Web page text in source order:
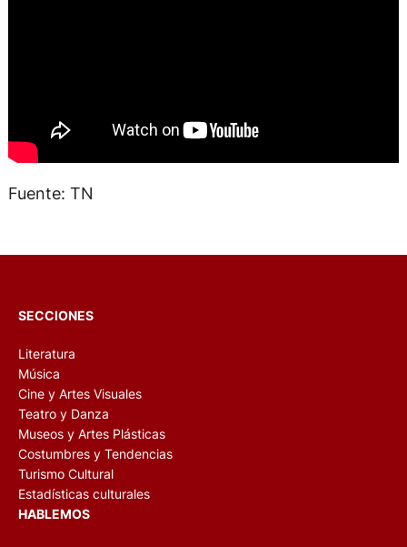
Fuente: TN
SECCIONES
Literatura
Música
Cine y Artes Visuales
Teatro y Danza
Museos y Artes Plásticas
Costumbres y Tendencias
Turismo Cultural
Estadísticas culturales
HABLEMOS